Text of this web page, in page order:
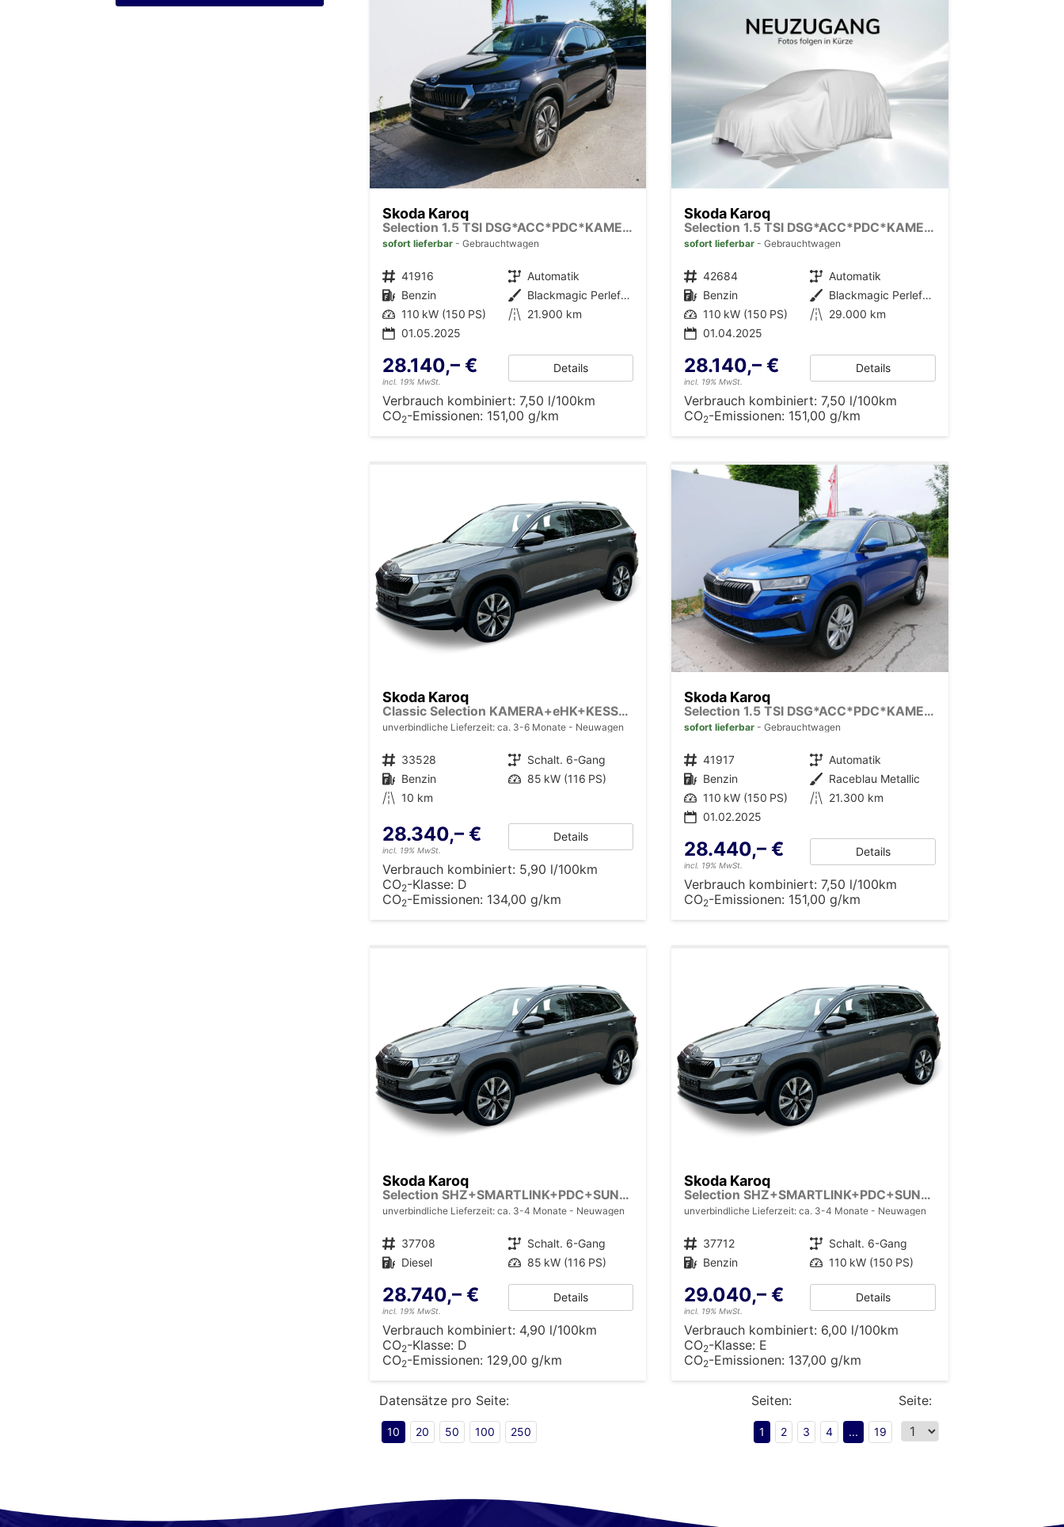
Skoda Karoq
Selection 1.5 TSI DSG*ACC*PDC*KAMERA*TEMPOMAT*LED*SMARTLINK*KLIMA*RADIO*17-ZOLL
sofort lieferbar Gebrauchtwagen
Fahrzeugnr. 41916 Getriebe Automatik
Kraftstoff Benzin Außenfarbe
Blackmagic Perleffekt
Leistung 110 kW (150 PS) Kilometerstand 21.900 km
01.05.2025
28.140,– €
incl. 19% MwSt.
Details
Verbrauch kombiniert: 7,50 l/100km
CO2-Emissionen: 151,00 g/km
Skoda Karoq
Selection 1.5 TSI DSG*ACC*PDC*KAMERA*TEMPOMAT*LED*SMARTLINK*KLIMA*RADIO*17-ZOLL
sofort lieferbar Gebrauchtwagen
Fahrzeugnr. 42684 Getriebe Automatik
Kraftstoff Benzin Außenfarbe
Blackmagic Perleffekt
Leistung 110 kW (150 PS) Kilometerstand 29.000 km
01.04.2025
28.140,– €
incl. 19% MwSt.
Details
Verbrauch kombiniert:7,50 l/100km
CO2-Emissionen: 151,00 g/km
Skoda Karoq
Classic Selection KAMERA+eHK+KESSY+SHZ+SMARTLINK+LED+16" ALU
unverbindliche Lieferzeit: ca. 3-6 Monate Neuwagen
Fahrzeugnr. 33528 Getriebe Schalt. 6-Gang
Kraftstoff Benzin Leistung 85 kW (116 PS)
Kilometerstand 10 km
28.340,– €
incl. 19% MwSt.
Details
Verbrauch kombiniert: 5,90 l/100km
CO2-Klasse: D
CO2-Emissionen: 134,00 g/km
Skoda Karoq
Selection 1.5 TSI DSG*ACC*PDC*KAMERA*TEMPOMAT*LED*SMARTLINK*KLIMA*RADIO*17-ZOLL
sofort lieferbar Gebrauchtwagen
Fahrzeugnr. 41917 Getriebe Automatik
Kraftstoff Benzin Außenfarbe Raceblau Metallic
Leistung 110 kW (150 PS) Kilometerstand 21.300 km
01.02.2025
28.440,– €
incl. 19% MwSt.
Details
Verbrauch kombiniert:7,50 l/100km
CO2-Emissionen: 151,00 g/km
Skoda Karoq
Selection SHZ+SMARTLINK+PDC+SUNSET+LED
unverbindliche Lieferzeit: ca. 3-4 Monate Neuwagen
Fahrzeugnr. 37708 Getriebe Schalt. 6-Gang
Kraftstoff Diesel Leistung 85 kW (116 PS)
28.740,– €
incl. 19% MwSt.
Details
Verbrauch kombiniert: 4,90 l/100km
CO2-Klasse: D
CO2-Emissionen: 129,00 g/km
Skoda Karoq
Selection SHZ+SMARTLINK+PDC+SUNSET+LED
unverbindliche Lieferzeit: ca. 3-4 Monate Neuwagen
Fahrzeugnr. 37712 Getriebe Schalt. 6-Gang
Kraftstoff Benzin Leistung 110 kW (150 PS)
29.040,– €
incl. 19% MwSt.
Details
Verbrauch kombiniert: 6,00 l/100km
CO2-Klasse: E
CO2-Emissionen: 137,00 g/km
Datensätze pro Seite:
10 20 50 100 250
Seite:
Seiten:
1 2 3 4 ... 19